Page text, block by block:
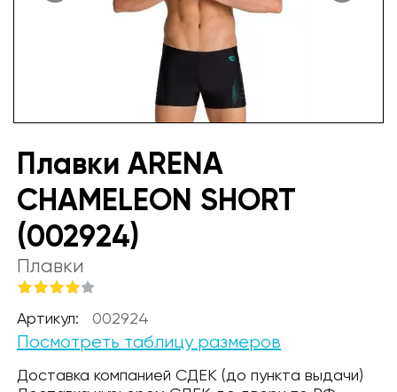
Плавки ARENA
CHAMELEON SHORT
(002924)
Плавки
Артикул: 002924
Посмотреть таблицу размеров
Доставка компанией СДЕК (до пункта выдачи)